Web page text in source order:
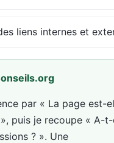
liens internes et
par « La page est-
puis je recoupe « A-
? ». Une